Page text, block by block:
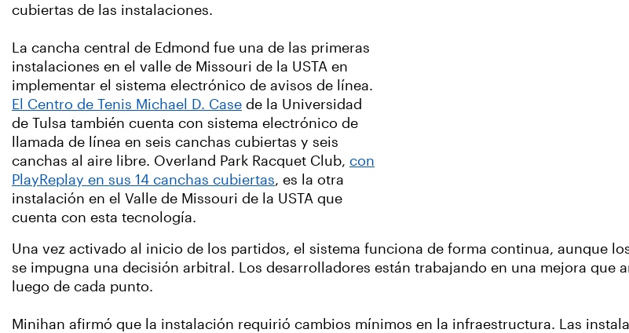
cubiertas de las instalaciones.
La cancha central de Edmond fue una de las primeras
instalaciones en el valle de Missouri de la USTA en
implementar el sistema electrónico de avisos de línea.
El Centro de Tenis Michael D. Case de la Universidad
de Tulsa también cuenta con sistema electrónico de
llamada de línea en seis canchas cubiertas y seis
canchas al aire libre. Overland Park Racquet Club, con
PlayReplay en sus 14 canchas cubiertas, es la otra
instalación en el Valle de Missouri de la USTA que
cuenta con esta tecnología.
Una vez activado al inicio de los partidos, el sistema funciona de forma continua, aunque
se impugna una decisión arbitral. Los desarrolladores están trabajando en una mejora que
luego de cada punto.
Minihan afirmó que la instalación requirió cambios mínimos en la infraestructura. Las